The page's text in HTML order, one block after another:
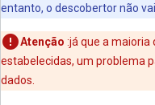
entanto, o descobertor não
Atenção :já que a
estabelecidas, um problema
dados.